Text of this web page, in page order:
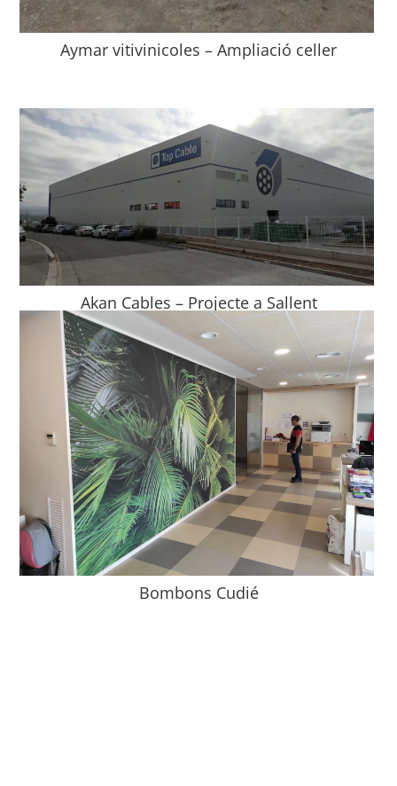
Aymar vitivinicoles – Ampliació celler
Akan Cables – Projecte a Sallent
Bombons Cudié